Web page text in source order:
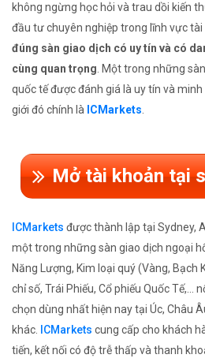
không ngừng học hỏi và trau dồi kiến
đầu tư chuyên nghiệp trong lĩnh vực tài
đúng sàn giao dịch có uy tín và có
cùng quan trọng. Một trong những
quốc tế được đánh giá là uy tín và
giới đó chính là ICMarkets.
Mở tài khoản tại
ICMarkets được thành lập tại Sydney,
một trong những sàn giao dịch ngoại
Năng Lượng, Kim loại quý (Vàng, Bạch
chỉ số, Trái Phiếu, Cổ phiếu Quốc Tế,...
chọn dùng nhất hiện nay tại Úc, Châu
khác. ICMarkets cung cấp cho khách
tiến, kết nối có độ trễ thấp và thanh